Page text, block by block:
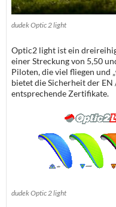
dudek Optic 2 light
Optic2 light ist ein
einer Streckung von 5,50
Piloten, die viel fliegen und
bietet die Sicherheit der EN
entsprechende Zertifikate.
dudek Optic 2 light